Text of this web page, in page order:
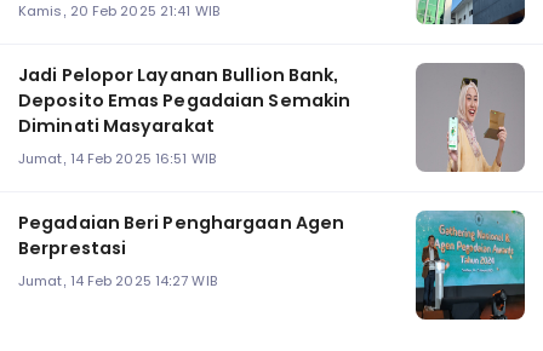
Kamis, 20 Feb 2025 21:41 WIB
Jadi Pelopor Layanan Bullion Bank,
Deposito Emas Pegadaian Semakin
Diminati Masyarakat
Jumat, 14 Feb 2025 16:51 WIB
Pegadaian Beri Penghargaan Agen
Berprestasi
Jumat, 14 Feb 2025 14:27 WIB